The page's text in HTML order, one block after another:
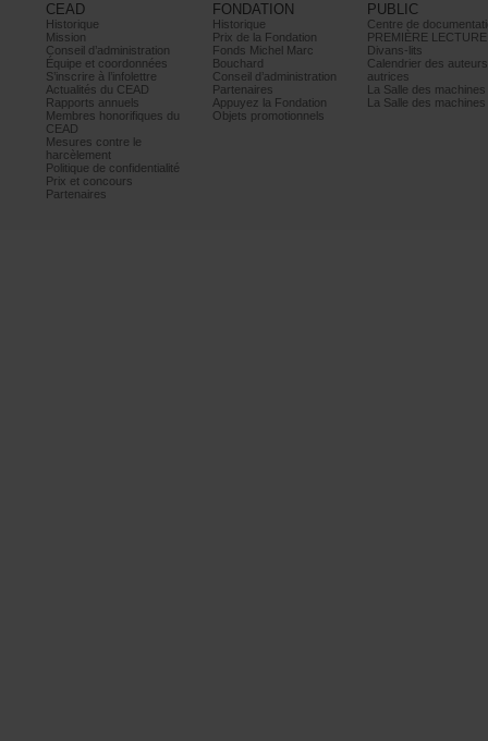
CEAD
Historique
Mission
Conseild’administration
Équipeetcoordonnées
S’inscrireàl’infolettre
ActualitésduCEAD
Rapportsannuels
Membreshonorifiquesdu
CEAD
Mesurescontrele
harcèlement
Politiquedeconfidentialité
Prixetconcours
Partenaires
FONDATION
Historique
PrixdelaFondation
FondsMichelMarc
Bouchard
Conseild’administration
Partenaires
AppuyezlaFondation
Objetspromotionnels
PUBLIC
PREMIÈRELECTURE
Divans-lits
autrices